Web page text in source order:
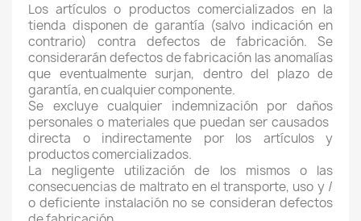
Los artículos o productos comercializados en la
tienda disponen de garantía (salvo indicación en
contrario) contra defectos de fabricación. Se
considerarán defectos de fabricación las anomalías
que eventualmente surjan, dentro del plazo de
garantía, en cualquier componente.
Se excluye cualquier indemnización por daños
personales o materiales que puedan ser causados ​​
directa o indirectamente por los artículos y
productos comercializados.
La negligente utilización de los mismos o las
consecuencias de maltrato en el transporte, uso y /
o deficiente instalación no se consideran defectos